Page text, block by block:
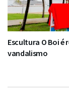
Escultura O Boi
vandalismo